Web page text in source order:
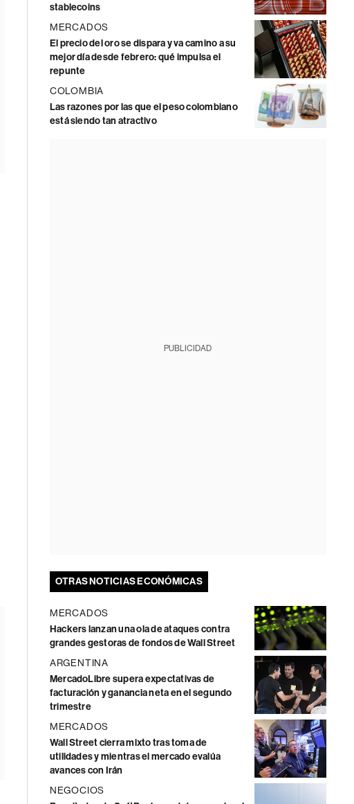
stablecoins
MERCADOS
El precio del oro se dispara y va camino a su
mejor día desde febrero: qué impulsa el
repunte
COLOMBIA
Las razones por las que el peso colombiano
está siendo tan atractivo
PUBLICIDAD
OTRAS NOTICIAS ECONÓMICAS
MERCADOS
Hackers lanzan una ola de ataques contra
grandes gestoras de fondos de Wall Street
ARGENTINA
MercadoLibre supera expectativas de
facturación y ganancia neta en el segundo
trimestre
MERCADOS
Wall Street cierra mixto tras toma de
utilidades y mientras el mercado evalúa
avances con Irán
NEGOCIOS